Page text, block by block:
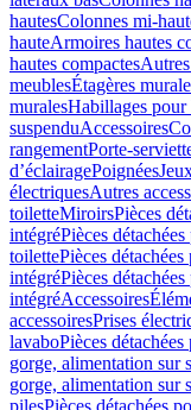
hautesColonnes mi-
hauteArmoires hautes
hautes compactes
meublesÉtagères
muralesHabillages
suspenduAccessoires
rangementPorte-
d’éclairagePoignées
électriquesAutres
toiletteMiroirsPièces
intégréPièces
toilettePièces
intégréPièces
intégréAccessoires
accessoiresPrises
lavaboPièces
gorge, alimentation sur
gorge, alimentation sur
pilesPièces détachées